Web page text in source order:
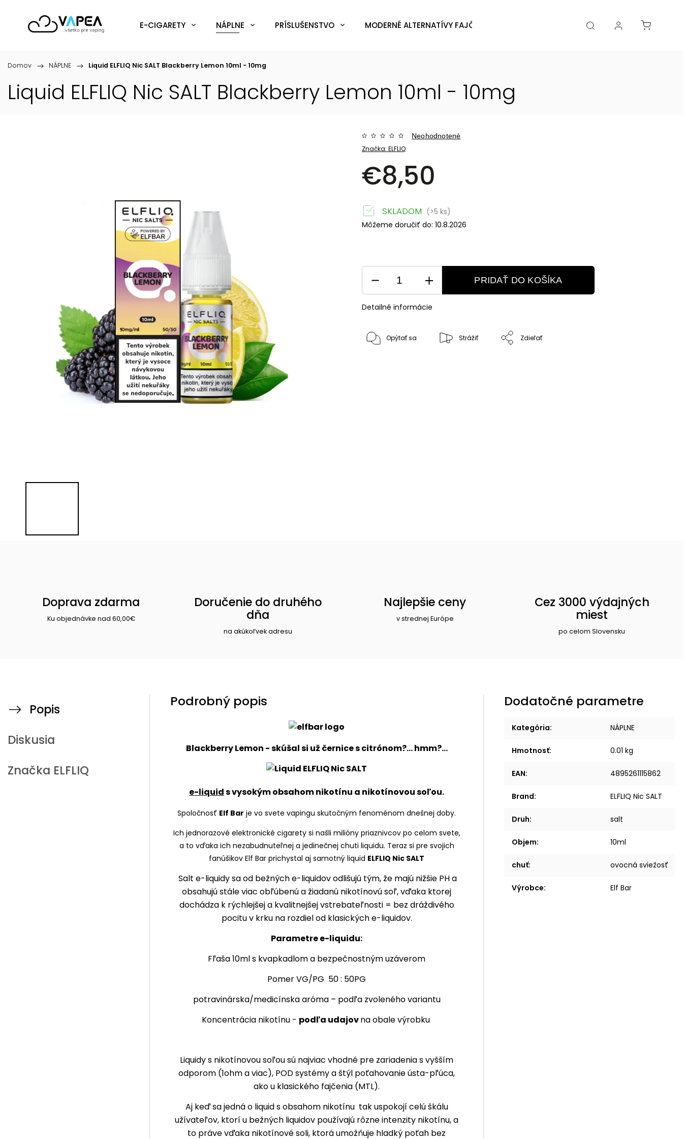
E-CIGARETY NÁPLNE PRÍSLUŠENSTVO MODERNÉ ALTERNATÍVY FAJČENIA DOPLNKY Značky
Domov / NÁPLNE / Liquid ELFLIQ Nic SALT Blackberry Lemon 10ml - 10mg
Liquid ELFLIQ Nic SALT Blackberry Lemon 10ml - 10mg
Značka:ELFLIQ
Neohodnotené
€8,50
SKLADOM (>5 ks)
Môžeme doručiť do: 10.8.2026
PRIDAŤ DO KOŠÍKA
Detailné informácie
Opýtať sa Strážiť Zdieľať
Doprava zdarma
Ku objednávke nad 60,00€
Doručenie do druhého
dňa
na akúkoľvek adresu
Najlepšie ceny
v strednej Európe
Cez 3000 výdajných
miest
po celom Slovensku
Popis
Diskusia
Značka ELFLIQ
Podrobný popis
Blackberry Lemon - skúšal si už černice s citrónom?... hmm?...
e-liquids vysokým obsahom nikotínu a nikotínovou soľou.
Spoločnosť Elf Bar je vo svete vapingu skutočným fenoménom dnešnej doby.
Ich jednorazové elektronické cigarety si našli milióny priaznivcov po celom svete,
a to vďaka ich nezabudnuteľnej a jedinečnej chuti liquidu. Teraz si pre svojich
fanúšikov Elf Bar prichystal aj samotný liquid ELFLIQ Nic SALT
Salt e-liquidy sa od bežných e-liquidov odlišujú tým, že majú nižšie PH a
obsahujú stále viac obľúbenú a žiadanú nikotínovú soľ, vďaka ktorej
dochádza k rýchlejšej a kvalitnejšej vstrebateľnosti = bez dráždivého
pocitu v krku na rozdiel od klasických e-liquidov.
Parametre e-liquidu:
Fľaša 10ml s kvapkadlom a bezpečnostným uzáverom
Pomer VG/PG 50 : 50PG
potravinárska/medicínska aróma – podľa zvoleného variantu
Koncentrácia nikotínu - podľa udajovna obale výrobku
Liquidy s nikotínovou soľou sú najviac vhodné pre zariadenia s vyšším
odporom (1ohm a viac), POD systémy a štýl poťahovanie ústa-pľúca,
ako u klasického fajčenia (MTL).
Aj keď sa jedná o liquid s obsahom nikotínu tak uspokojí celú škálu
užívateľov, ktorí u bežných liquidov používajú rôzne intenzity nikotínu, a
to práve vďaka nikotínové soli, ktorá umožňuje hladký poťah bez
Dodatočné parametre
Kategória: NÁPLNE
Hmotnosť: 0.01 kg
EAN: 4895261115862
Brand: ELFLIQ Nic SALT
Druh: salt
Objem: 10ml
chuť: ovocná sviežosť
Výrobce: Elf Bar